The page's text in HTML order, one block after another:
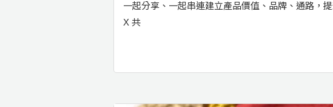
一起分享、一起串連建立產品價值、品牌、通路，
X 共